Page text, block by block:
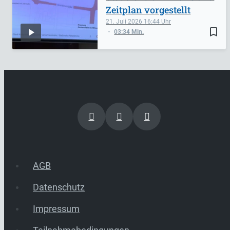
bookmark_border
21. Juli 2026 16:44
03:34 Min.
Zeitplan vorgestellt
AGB
Datenschutz
Impressum